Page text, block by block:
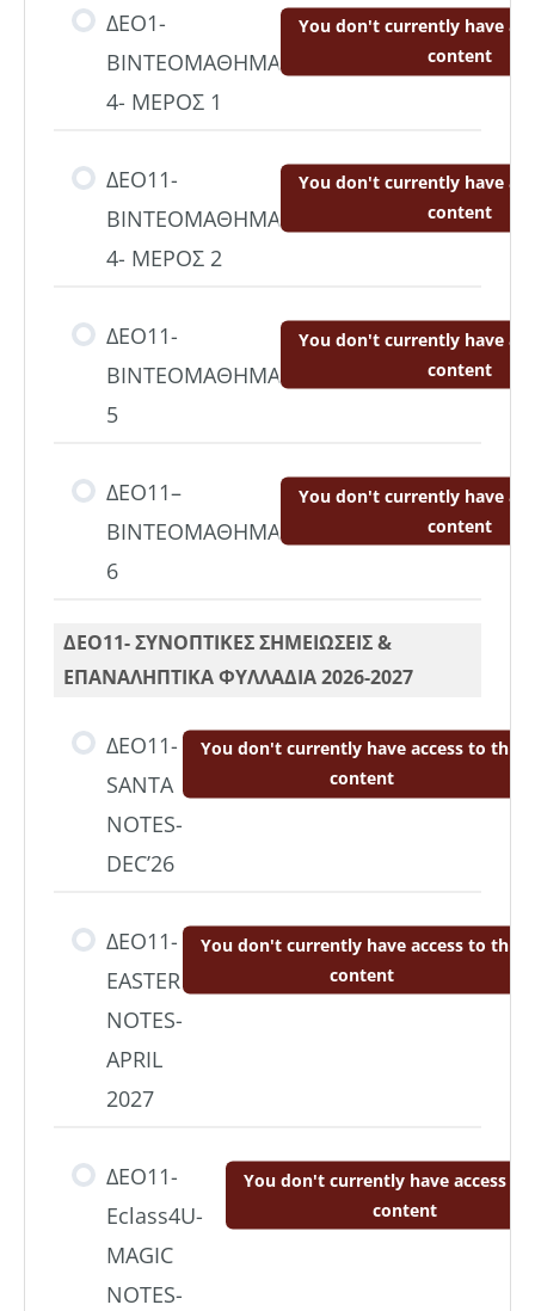
ΔΕΟ1-
ΒΙΝΤΕΟΜΑΘΗΜΑ
4- ΜΕΡΟΣ 1
You don't currently have
content
ΔΕΟ11-
ΒΙΝΤΕΟΜΑΘΗΜΑ
4- ΜΕΡΟΣ 2
You don't currently have
content
ΔΕΟ11-
ΒΙΝΤΕΟΜΑΘΗΜΑ
5
You don't currently have
content
ΔΕΟ11–
ΒΙΝΤΕΟΜΑΘΗΜΑ
6
You don't currently have
content
ΔΕΟ11- ΣΥΝΟΠΤΙΚΕΣ ΣΗΜΕΙΩΣΕΙΣ &
ΕΠΑΝΑΛΗΠΤΙΚΑ ΦΥΛΛΑΔΙΑ 2026-2027
ΔΕΟ11-
SANTA
NOTES-
DEC’26
You don't currently have access to this
content
ΔΕΟ11-
EASTER
NOTES-
ΑPRIL
2027
You don't currently have access to this
content
ΔΕΟ11-
Eclass4U-
MAGIC
NOTES-
You don't currently have access to
content